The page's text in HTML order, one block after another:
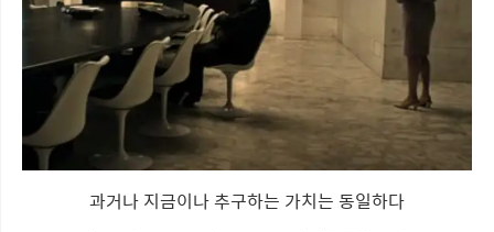
과거나 지금이나 추구하는 가치는 동일하다